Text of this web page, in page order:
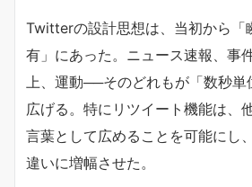
Twitterの設計思想は、当初から「
有」にあった。ニュース速報、事
上、運動──そのどれもが「数秒
広げる。特にリツイート機能は、
言葉として広めることを可能にし
違いに増幅させた。